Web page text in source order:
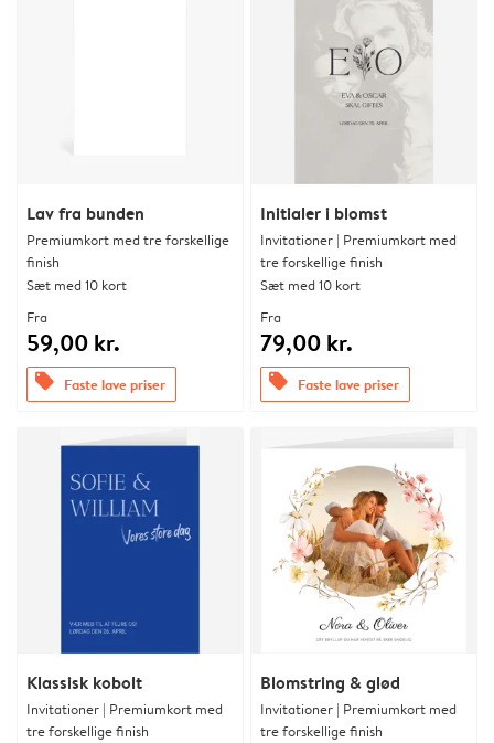
Lav fra bunden
Premiumkort med tre forskellige
finish
Sæt med 10 kort
Fra
59,00 kr.
offers Faste lave priser
Initialer i blomst
Invitationer | Premiumkort med
tre forskellige finish
Sæt med 10 kort
Fra
79,00 kr.
offers Faste lave priser
Klassisk kobolt
Invitationer | Premiumkort med
tre forskellige finish
Blomstring & glød
Invitationer | Premiumkort med
tre forskellige finish